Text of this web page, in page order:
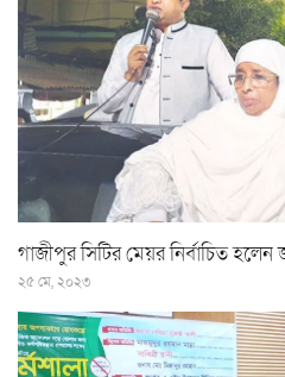
গাজীপুর সিটির মেয়র নির্বাচিত হলেন
২৫ মে, ২০২৩